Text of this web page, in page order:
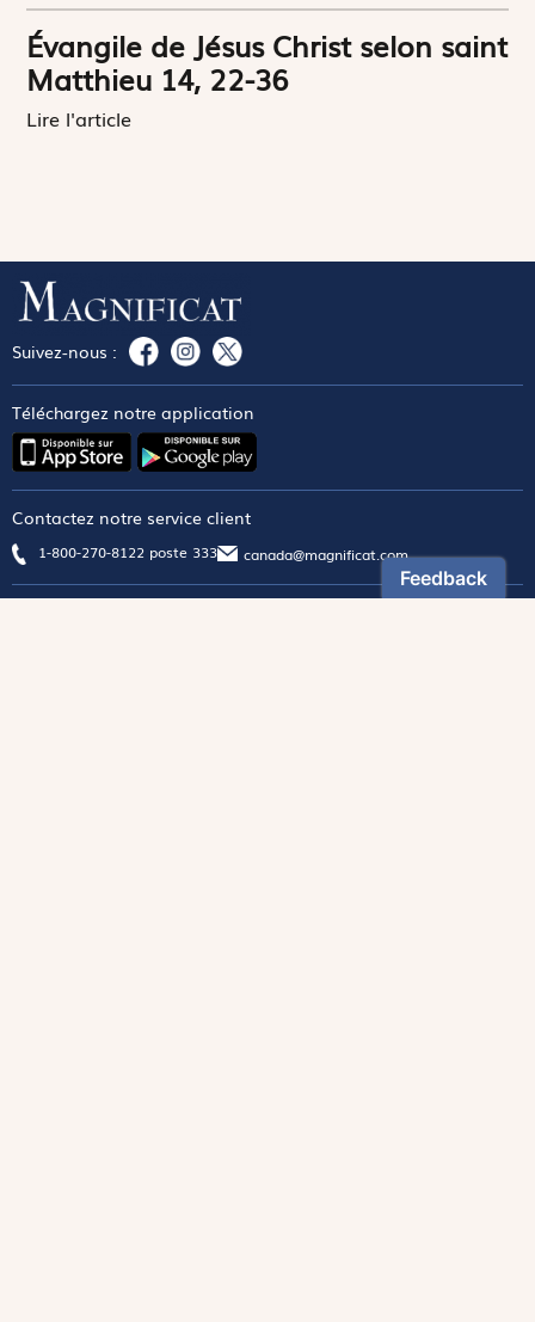
Évangile de Jésus Christ selon saint
Matthieu 14, 22-36
Lire l'article
Suivez-nous :
Téléchargez notre application
Contactez notre service client
1-800-270-8122 poste 333 canada@magnificat.com